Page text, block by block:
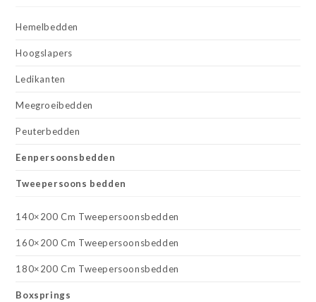
Hemelbedden
Hoogslapers
Ledikanten
Meegroeibedden
Peuterbedden
Eenpersoonsbedden
Tweepersoons bedden
140×200 Cm Tweepersoonsbedden
160×200 Cm Tweepersoonsbedden
180×200 Cm Tweepersoonsbedden
Boxsprings